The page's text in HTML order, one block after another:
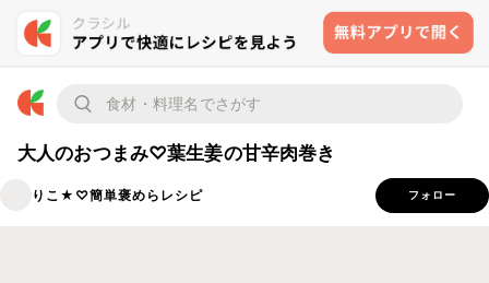
大人のおつまみ♡葉生姜の甘辛肉巻き
りこ★♡簡単褒めらレシピ フォロー